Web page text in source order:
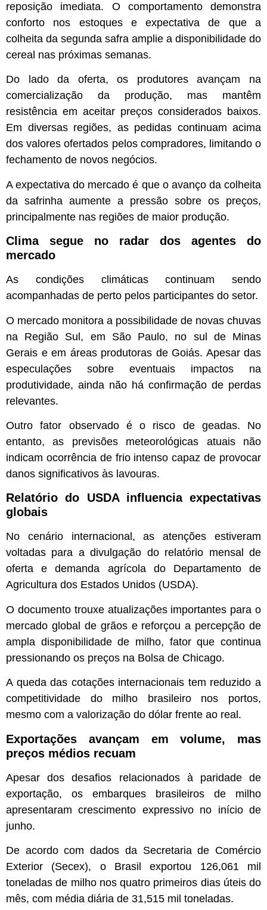
reposição imediata. O comportamento demonstra
conforto nos estoques e expectativa de que a
colheita da segunda safra amplie a disponibilidade do
cereal nas próximas semanas.
Do lado da oferta, os produtores avançam na
comercialização da produção, mas mantêm
resistência em aceitar preços considerados baixos.
Em diversas regiões, as pedidas continuam acima
dos valores ofertados pelos compradores, limitando o
fechamento de novos negócios.
A expectativa do mercado é que o avanço da colheita
da safrinha aumente a pressão sobre os preços,
principalmente nas regiões de maior produção.
Clima segue no radar dos agentes do
mercado
As condições climáticas continuam sendo
acompanhadas de perto pelos participantes do setor.
O mercado monitora a possibilidade de novas chuvas
na Região Sul, em São Paulo, no sul de Minas
Gerais e em áreas produtoras de Goiás. Apesar das
especulações sobre eventuais impactos na
produtividade, ainda não há confirmação de perdas
relevantes.
Outro fator observado é o risco de geadas. No
entanto, as previsões meteorológicas atuais não
indicam ocorrência de frio intenso capaz de provocar
danos significativos às lavouras.
Relatório do USDA influencia expectativas
globais
No cenário internacional, as atenções estiveram
voltadas para a divulgação do relatório mensal de
oferta e demanda agrícola do Departamento de
Agricultura dos Estados Unidos (USDA).
O documento trouxe atualizações importantes para o
mercado global de grãos e reforçou a percepção de
ampla disponibilidade de milho, fator que continua
pressionando os preços na Bolsa de Chicago.
A queda das cotações internacionais tem reduzido a
competitividade do milho brasileiro nos portos,
mesmo com a valorização do dólar frente ao real.
Exportações avançam em volume, mas
preços médios recuam
Apesar dos desafios relacionados à paridade de
exportação, os embarques brasileiros de milho
apresentaram crescimento expressivo no início de
junho.
De acordo com dados da Secretaria de Comércio
Exterior (Secex), o Brasil exportou 126,061 mil
toneladas de milho nos quatro primeiros dias úteis do
mês, com média diária de 31,515 mil toneladas.